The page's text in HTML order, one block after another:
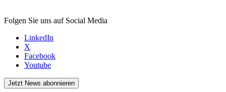
Folgen Sie uns auf Social Media
LinkedIn
X
Facebook
Youtube
Jetzt News abonnieren